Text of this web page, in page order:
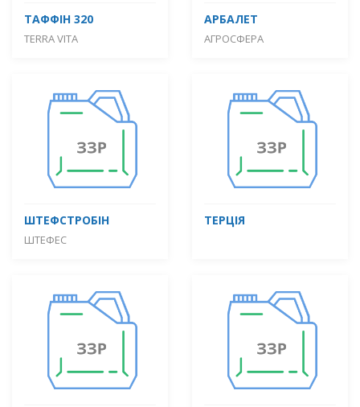
ТАФФІН 320
TERRA VITA
АРБАЛЕТ
АГРОСФЕРА
ШТЕФСТРОБІН
ШТЕФЕС
ТЕРЦІЯ